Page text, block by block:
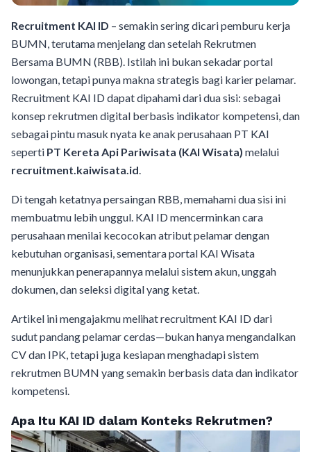
Recruitment KAI ID – semakin sering dicari pemburu kerja
BUMN, terutama menjelang dan setelah Rekrutmen
Bersama BUMN (RBB). Istilah ini bukan sekadar portal
lowongan, tetapi punya makna strategis bagi karier pelamar.
Recruitment KAI ID dapat dipahami dari dua sisi: sebagai
konsep rekrutmen digital berbasis indikator kompetensi, dan
sebagai pintu masuk nyata ke anak perusahaan PT KAI
seperti PT Kereta Api Pariwisata (KAI Wisata) melalui
recruitment.kaiwisata.id.
Di tengah ketatnya persaingan RBB, memahami dua sisi ini
membuatmu lebih unggul. KAI ID mencerminkan cara
perusahaan menilai kecocokan atribut pelamar dengan
kebutuhan organisasi, sementara portal KAI Wisata
menunjukkan penerapannya melalui sistem akun, unggah
dokumen, dan seleksi digital yang ketat.
Artikel ini mengajakmu melihat recruitment KAI ID dari
sudut pandang pelamar cerdas—bukan hanya mengandalkan
CV dan IPK, tetapi juga kesiapan menghadapi sistem
rekrutmen BUMN yang semakin berbasis data dan indikator
kompetensi.
Apa Itu KAI ID dalam Konteks Rekrutmen?